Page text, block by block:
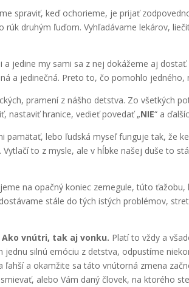
spraviť, keď ochorieme, je prijať
rúk druhým ľuďom. Vyhľadávame lekárov,
a jedine my sami sa z nej dokážeme aj
a jedinečná. Preto to, čo pomohlo jedného,
pramení z nášho detstva. Zo všetkých
nastaviť hranice, vedieť povedať „NIE“ a
pamätať, lebo ľudská myseľ funguje tak, že
to z mysle, ale v hĺbke našej duše to
na opačný koniec zemegule, túto ťažobu,
stále do tých istých problémov,
Ako vnútri, tak aj vonku. Platí to vždy a
silnú emóciu z detstva, odpustíme
ľahší a okamžite sa táto vnútorná zmena
alebo Vám daný človek, na ktorého